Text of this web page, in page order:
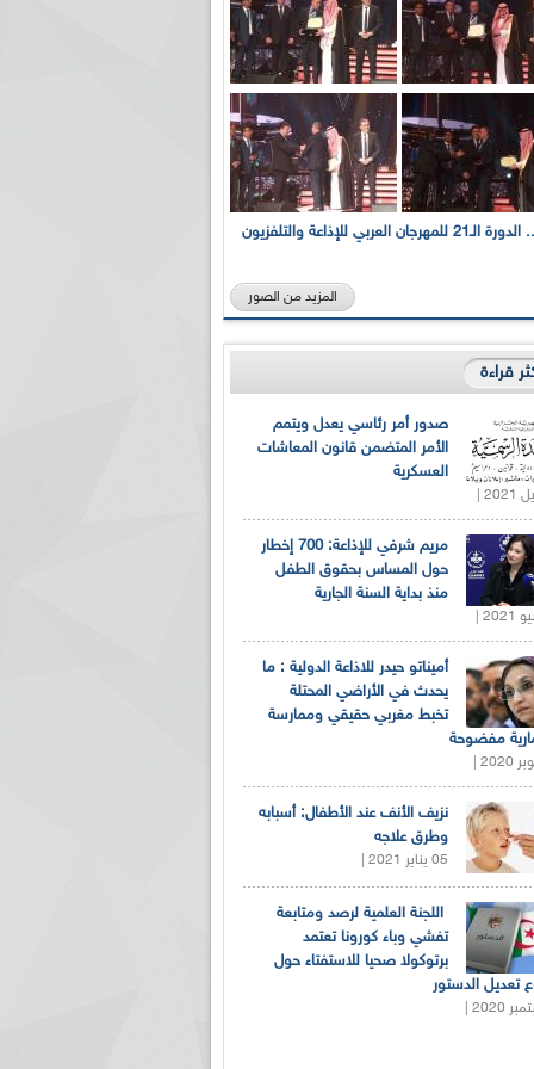
بالصور... الدورة الـ21 للمهرجان العربي للإذاعة والتلفزيون
المزيد من الصور
قراءة
صدور أمر رئاسي يعدل ويتمم
الأمر المتضمن قانون المعاشات
العسكرية
مريم شرفي للإذاعة: 700 إخطار
حول المساس بحقوق الطفل
منذ بداية السنة الجارية
أميناتو حيدر للاذاعة الدولية : ما
يحدث في الأراضي المحتلة
تخبط مغربي حقيقي وممارسة
مفضوحة
نزيف الأنف عند الأطفال: أسبابه
وطرق علاجه
05 يناير 2021 |
اللجنة العلمية لرصد ومتابعة
تفشي وباء كورونا تعتمد
برتوكولا صحيا للاستفتاء حول
تعديل الدستور